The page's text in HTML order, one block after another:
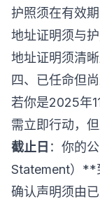
护照须在有效
地址证明须与
地址证明须清
四、已任命但
若你是2025年
需立即行动，
截止日 ：你的
Statement）**
确认声明须由